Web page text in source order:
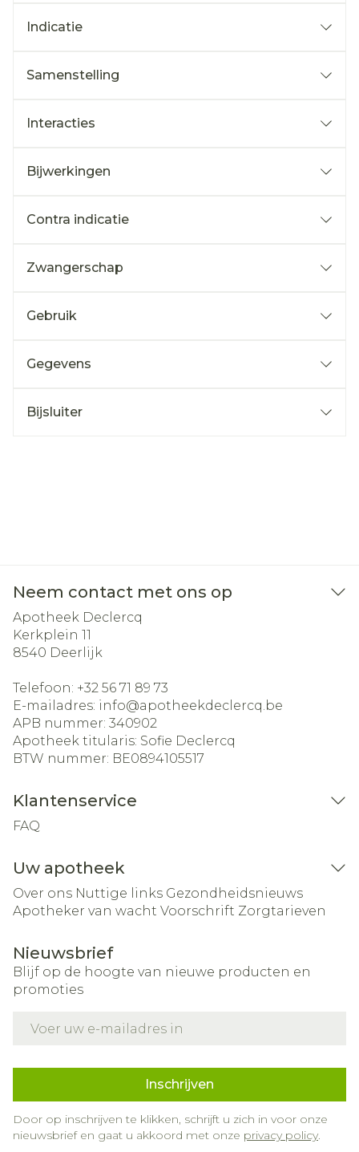
Indicatie
Samenstelling
Interacties
Bijwerkingen
Contra indicatie
Zwangerschap
Gebruik
Gegevens
Bijsluiter
Neem contact met ons op
Apotheek Declercq
Kerkplein 11
8540 Deerlijk
Telefoon: +32 56 71 89 73
E-mailadres: info@apotheekdeclercq.be
APB nummer: 340902
Apotheek titularis: Sofie Declercq
BTW nummer: BE0894105517
Klantenservice
FAQ
Uw apotheek
Over ons Nuttige links Gezondheidsnieuws
Apotheker van wacht Voorschrift Zorgtarieven
Nieuwsbrief
Blijf op de hoogte van nieuwe producten en
promoties
Inschrijven
Door op inschrijven te klikken, schrijft u zich in voor onze
nieuwsbrief en gaat u akkoord met onze privacy policy.